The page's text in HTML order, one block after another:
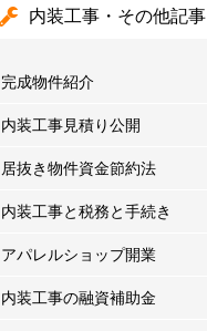
内装工事・その他記事
完成物件紹介
内装工事見積り公開
居抜き物件資金節約法
内装工事と税務と手続き
アパレルショップ開業
内装工事の融資補助金